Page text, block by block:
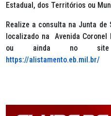
Estadual, dos Territórios ou
Realize a consulta na Junta
localizado na Avenida Coronel
ou ainda no site
https://alistamento.eb.mil.br/